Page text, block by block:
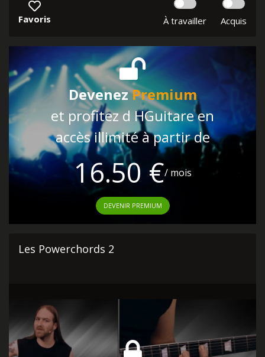
Favoris À travailler Acquis
DevenezPremium
et profitez d HGuitare en
accès illimité à partir de
16.50 €/ mois
DEVENIR PREMIUM
Les Powerchords 2